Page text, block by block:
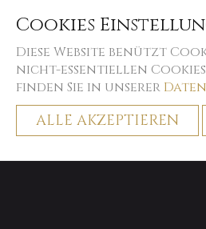
Cookies
Diese Website benützt
nicht-essentiellen
finden Sie in unserer
ALLE AKZEPTIEREN